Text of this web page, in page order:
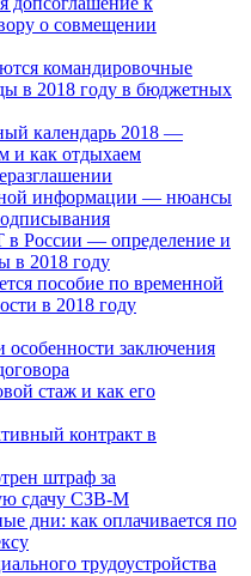
о совмещении
командировочные
в 2018 году в бюджетных
календарь 2018 —
и как отдыхаем
информации — нюансы
России — определение и
в 2018 году
пособие по временной
в 2018 году
заключения
стаж и как его
контракт в
штраф за
сдачу СЗВ-М
дни: как оплачивается по
трудоустройства